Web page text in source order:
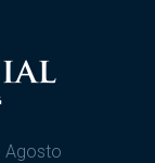
Agosto